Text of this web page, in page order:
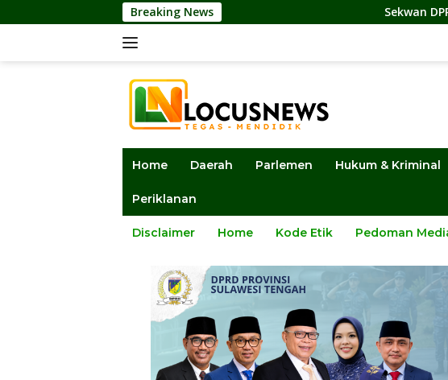
ke
Breaking News Sekwan DPRD Sulteng Jadi
Home Daerah Parlemen Hukum & Kriminal
Periklanan
Disclaimer Home Kode Etik Pedoman